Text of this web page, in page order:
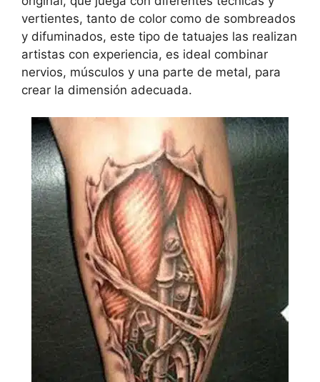
vertientes, tanto de color como de sombreados
y difuminados, este tipo de tatuajes las realizan
artistas con experiencia, es ideal combinar
nervios, músculos y una parte de metal, para
crear la dimensión adecuada.